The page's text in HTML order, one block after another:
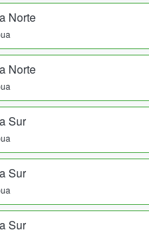
Norte
Norte
Sur
Sur
Sur